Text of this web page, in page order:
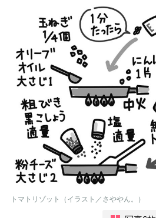
トマトリゾット（イラスト／さややん。）